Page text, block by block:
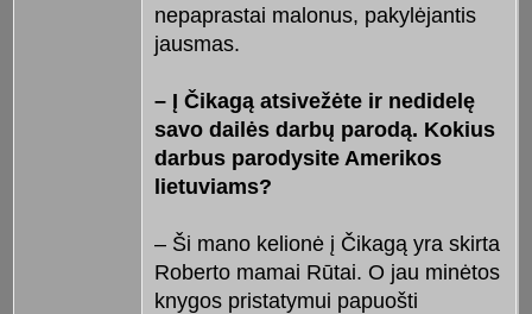
nepaprastai malonus, pakylėjantis
jausmas.
– Į Čikagą atsivežėte ir nedidelę
savo dailės darbų parodą. Kokius
darbus parodysite Amerikos
lietuviams?
– Ši mano kelionė į Čikagą yra skirta
Roberto mamai Rūtai. O jau minėtos
knygos pristatymui papuošti